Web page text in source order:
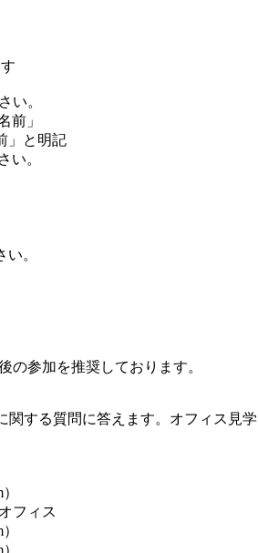
い。
前」
」と明記
い。
。
の参加を推奨しております。
する質問に答えます。オフィス見
フィス